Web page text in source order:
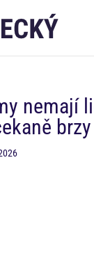
nemají
brzy